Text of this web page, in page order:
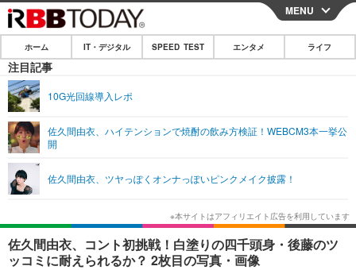
CLOSE
ホーム
IT・デジタル
ショッピング その他
SPEED TEST
エンタメ
エンタメTOP 映画・ドラマ
韓国・芸能
音楽 スポーツ
ライフ
ライフTOP グルメ
ペット ショッピング
リリース一覧
プッシュ通知の停止方法
MENU
ホーム IT・デジタル SPEED TEST エンタメ ライフ
注目記事
10G光回線導入レポ
佐久間由衣、ハイテンションで焼酎の飲み方検証！WEBCM3本一挙公
開
佐久間由衣、ツヤっぽくオンナっぽいピンクメイク披露！
佐久間由衣、コント初挑戦！白塗りの四千頭身・後藤のツ
ッコミに耐えられるか？ 2枚目の写真・画像